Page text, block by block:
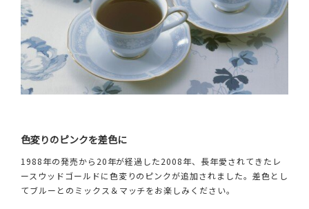
色変りのピンクを差色に
1988年の発売から20年が経過した2008年、長年愛されてきたレ
ースウッドゴールドに色変りのピンクが追加されました。差色とし
てブルーとのミックス＆マッチをお楽しみください。